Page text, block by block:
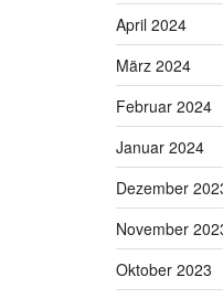
April 2024
März 2024
Februar 2024
Januar 2024
Dezember
November
Oktober 2023